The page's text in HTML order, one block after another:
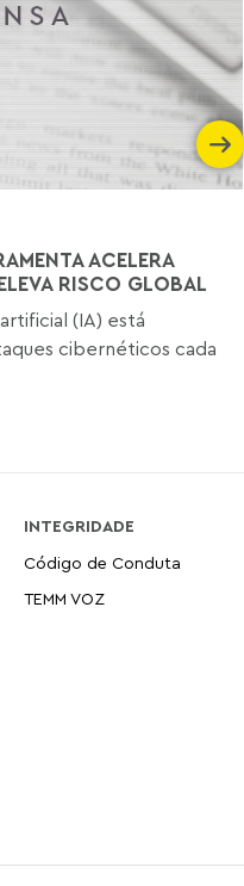
ACELERA
RISCO GLOBAL
(IA) está
cibernéticos cada
INTEGRIDADE
Código de Conduta
TEMM VOZ